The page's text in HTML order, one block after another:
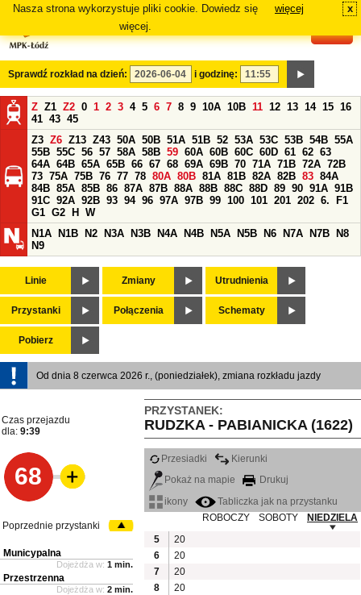
Nasza strona wykorzystuje pliki cookie. Dowiedz się
więcej.
więcej x
Sprawdź rozkład na dzień: i godzinę:
Z Z1 Z2 0 1 2 3 4 5 6 7 8 9 10A 10B 11 12 13 14 15 16
41 43 45
Z3 Z6 Z13 Z43 50A 50B 51A 51B 52 53A 53C 53B 54B 55A
55B 55C 56 57 58A 58B 59 60A 60B 60C 60D 61 62 63
64A 64B 65A 65B 66 67 68 69A 69B 70 71A 71B 72A 72B
73 75A 75B 76 77 78 80A 80B 81A 81B 82A 82B 83 84A
84B 85A 85B 86 87A 87B 88A 88B 88C 88D 89 90 91A 91B
91C 92A 92B 93 94 96 97A 97B 99 100 101 201 202 6.
F1
G1 G2 H
W
N1A
N1B N2 N3A N3B N4A N4B N5A N5B N6 N7A N7B
N8
N9
Linie Zmiany Utrudnienia
Przystanki Połączenia Schematy
Pobierz
Od dnia 8 czerwca 2026 r., (poniedziałek), zmiana rozkładu jazdy
PRZYSTANEK:
RUDZKA - PABIANICKA (1622)
Czas przejazdu
dla: 9:39
68
Przesiadki
Kierunki
Pokaż na mapie
Drukuj
ikony
Tabliczka jak na przystanku
ROBOCZY
SOBOTY
NIEDZIELA
5
20
6
20
7
20
8
20
Poprzednie przystanki
Municypalna
Dojeżdża w: 1 min.
Przestrzenna
Dojeżdża w: 2 min.